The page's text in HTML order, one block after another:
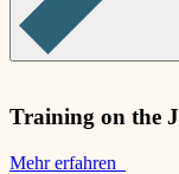
Training on the
Mehr erfahren